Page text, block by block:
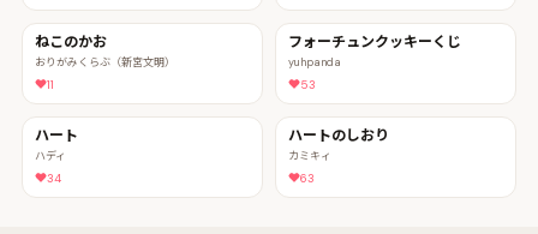
ねこのかお
おりがみくらぶ（新宮文明）
11
フォーチュンクッキーくじ
yuhpanda
53
ハート
ハディ
34
ハートのしおり
カミキィ
63